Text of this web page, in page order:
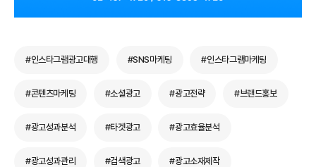
#인스타그램광고대행 #SNS마케팅 #인스타그램마케팅
#콘텐츠마케팅 #소셜광고 #광고전략 #브랜드홍보
#광고성과분석 #타겟광고 #광고효율분석
#광고성과관리 #검색광고 #광고소재제작